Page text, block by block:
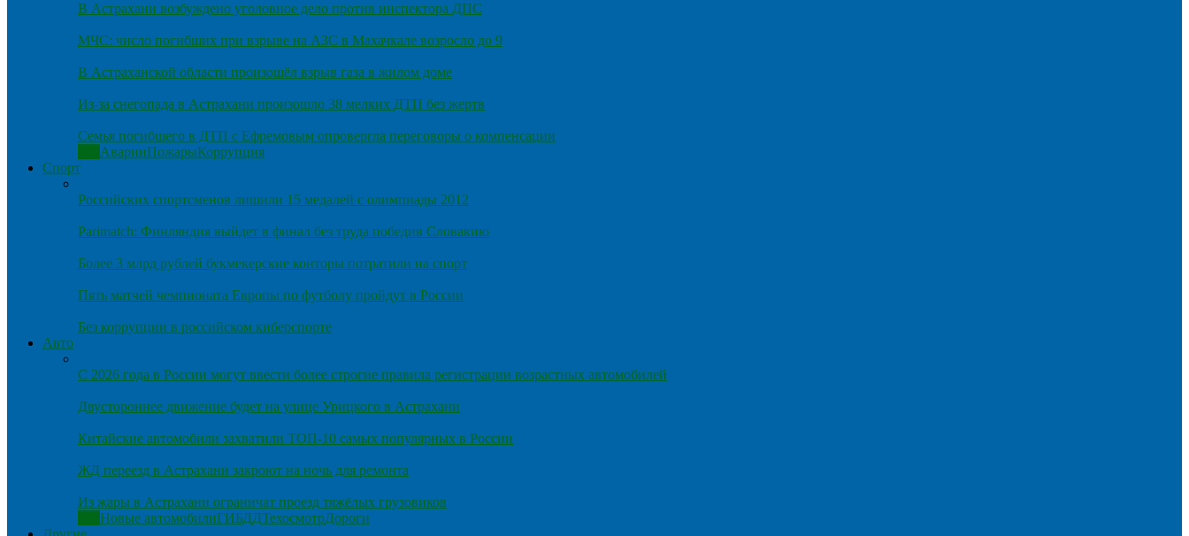
В Астрахани возбуждено уголовное дело против инспектора ДПС
МЧС: число погибших при взрыве на АЗС в Махачкале возросло до 9
В Астраханской области произошёл взрыв газа в жилом доме
Из-за снегопада в Астрахани произошло 38 мелких ДТП без жертв
Семья погибшего в ДТП с Ефремовым опровергла переговоры о компенсации
АварииПожарыКоррупция
Спорт
Российских спортсменов лишили 15 медалей с олимпиады 2012
Parimatch: Финляндия выйдет в финал без труда победив Словакию
Более 3 млрд рублей букмекерские конторы потратили на спорт
Пять матчей чемпионата Европы по футболу пройдут в России
Без коррупции в российском киберспорте
Авто
С 2026 года в России могут ввести более строгие правила регистрации возрастных автомобилей
Двустороннее движение будет на улице Урицкого в Астрахани
Китайские автомобили захватили ТОП-10 самых популярных в России
ЖД переезд в Астрахани закроют на ночь для ремонта
Из жары в Астрахани ограничат проезд тяжёлых грузовиков
Новые автомобилиГИБДДТехосмотрДороги